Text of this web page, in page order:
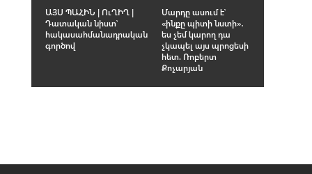
ԱՅՍ ՊԱՀԻՆ | ՈւՂԻՂ |
Դատական նիստ՝
հակասահմանադրական
գործով
Մարդը ասում է՝
«ինքը պիտի նստի»․
ես չեմ կարող դա
չկապել այս պրոցեսի
հետ. Ռոբերտ
Քոչարյան